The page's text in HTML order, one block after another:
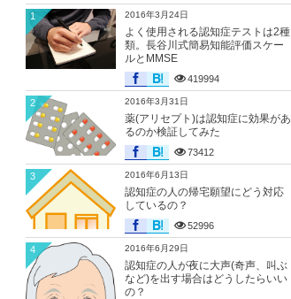
2016年3月24日
よく使用される認知症テストは2種
類。長谷川式簡易知能評価スケー
ルとMMSE
419994
1
2016年3月31日
薬(アリセプト)は認知症に効果があ
るのか検証してみた
73412
2
2016年6月13日
認知症の人の帰宅願望にどう対応
しているの？
52996
3
2016年6月29日
認知症の人が夜に大声(奇声、叫ぶ
など)を出す場合はどうしたらいい
の？
4